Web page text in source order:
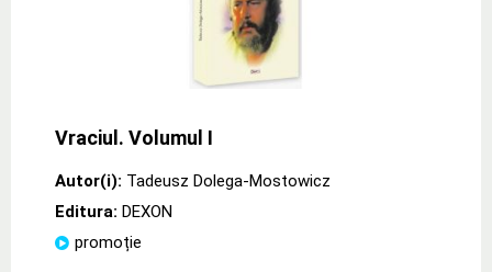
Vraciul. Volumul I
Autor(i): Tadeusz Dolega-Mostowicz
Editura: DEXON
promoție